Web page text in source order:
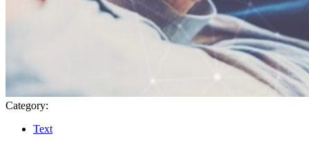
Category:
Text